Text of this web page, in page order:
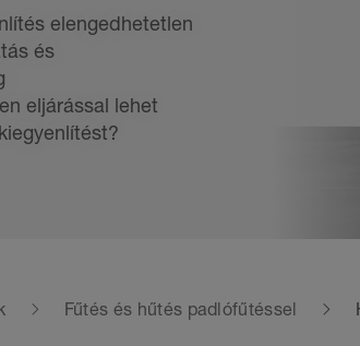
elengedhetetlen
és
eljárással lehet
Fűtés és hűtés padlófűtéssel